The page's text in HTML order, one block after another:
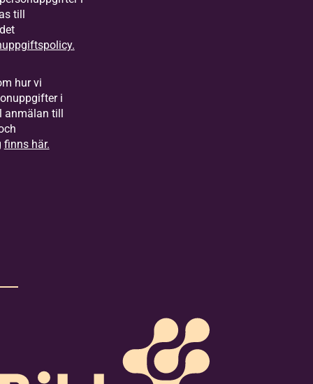
till
hur vi
i
anmälan till
finns här.